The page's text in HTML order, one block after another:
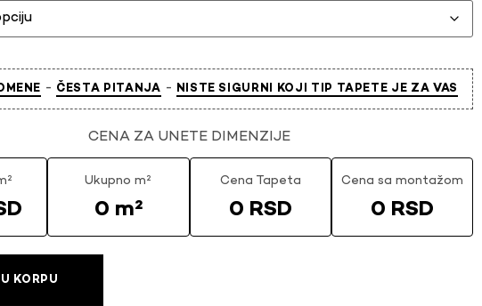
- ČESTA PITANJA - NISTE SIGURNI KOJI TIP TAPETE JE ZA VAS
CENA ZA UNETE DIMENZIJE
Ukupno m²
0 m²
Cena Tapeta
0 RSD
Cena sa montažom
0 RSD
KORPU